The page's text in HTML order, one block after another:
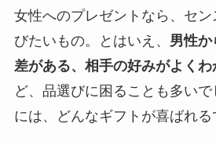
女性へのプレゼントなら、セ
びたいもの。とはいえ、 男性
差がある、相手の好みがよく
ど、品選びに困ることも多い
には、どんなギフトが喜ばれる